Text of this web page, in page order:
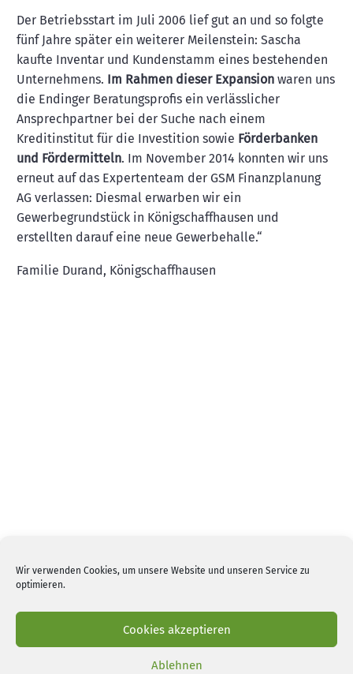
Wir verwenden Cookies, um unsere Website und unseren Service zu
optimieren.
Cookies akzeptieren
Ablehnen
Der Betriebsstart im Juli 2006 lief gut an und so folgte
fünf Jahre später ein weiterer Meilenstein: Sascha
kaufte Inventar und Kundenstamm eines bestehenden
Unternehmens. Im Rahmen dieser Expansion waren uns
die Endinger Beratungsprofis ein verlässlicher
Ansprechpartner bei der Suche nach einem
Kreditinstitut für die Investition sowie Förderbanken
und Fördermitteln. Im November 2014 konnten wir uns
erneut auf das Expertenteam der GSM Finanzplanung
AG verlassen: Diesmal erwarben wir ein
Gewerbegrundstück in Königschaffhausen und
erstellten darauf eine neue Gewerbehalle.“
Familie Durand, Königschaffhausen
Impressum |Datenschutz